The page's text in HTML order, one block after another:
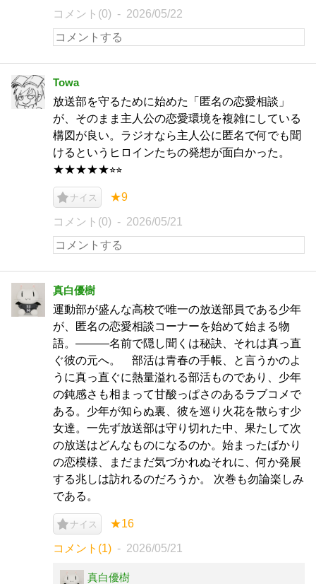
コメント(0) 2026/05/22
Towa
放送部を守るために始めた「匿名の恋愛相談」
が、そのまま主人公の恋愛環境を複雑にしている
構図が良い。ラジオなら主人公に匿名で何でも聞
けるというヒロインたちの発想が面白かった。
★★★★★⭐︎⭐︎
ナイス ★9
コメント(0) 2026/05/21
真白優樹
運動部が盛んな高校で唯一の放送部員である少年
が、匿名の恋愛相談コーナーを始めて始まる物
語。―――名前で隠し聞くは秘訣、それは真っ直
ぐ彼の元へ。 部活は青春の手帳、と言うかのよ
うに真っ直ぐに熱量溢れる部活ものであり、少年
の鈍感さも相まって甘酸っぱさのあるラブコメで
ある。少年が知らぬ裏、彼を巡り火花を散らす少
女達。一先ず放送部は守り切れた中、果たして次
の放送はどんなものになるのか。始まったばかり
の恋模様、まだまだ気づかれぬそれに、何か発展
する兆しは訪れるのだろうか。 次巻も勿論楽しみ
である。
ナイス ★16
コメント(1) 2026/05/21
真白優樹